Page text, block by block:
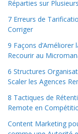
Réparties sur
7 Erreurs de
Corriger
9 Façons d’Améliorer
Recourir au
6 Structures
Scaler les Agences
8 Tactiques de
Remote en
Content Marketing